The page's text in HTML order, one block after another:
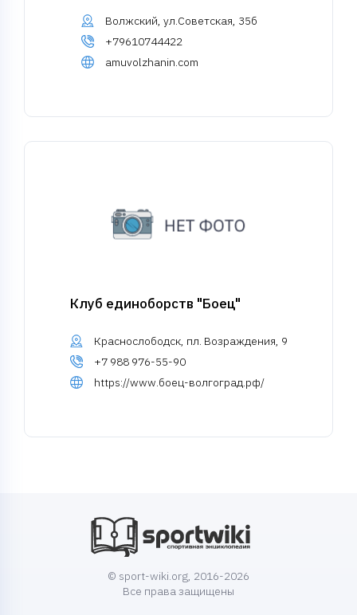
Волжский, ул.Советская, 35б
+79610744422
amuvolzhanin.com
Клуб единоборств "Боец"
Краснослободск, пл. Возраждения, 9
+7 988 976-55-90
https://www.боец-волгоград.рф/
© sport-wiki.org, 2016-2026
Все права защищены